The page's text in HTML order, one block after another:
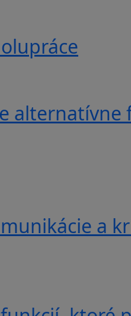
alternatívne
a